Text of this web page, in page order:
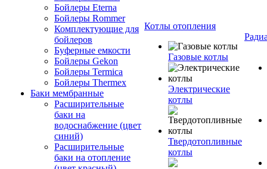
Бойлеры Eterna
Бойлеры Rommer
Комплектующие для
бойлеров
Буферные емкости
Бойлеры Gekon
Бойлеры Termica
Бойлеры Thermex
Баки мембранные
Расширительные
баки на
водоснабжение (цвет
синий)
Расширительные
баки на отопление
Котлы отопления
Газовые котлы
Электрические
котлы
Твердотопливные
котлы